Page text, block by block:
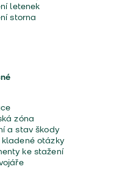
letenek
storna
zóna
a stav škody
otázky
ke stažení